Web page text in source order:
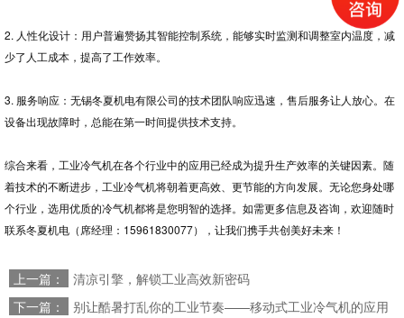
2. 人性化设计：用户普遍赞扬其智能控制系统，能够实时监测和调整室内温度，减
少了人工成本，提高了工作效率。
3. 服务响应：无锡冬夏机电有限公司的技术团队响应迅速，售后服务让人放心。在
设备出现故障时，总能在第一时间提供技术支持。
综合来看，工业冷气机在各个行业中的应用已经成为提升生产效率的关键因素。随
着技术的不断进步，工业冷气机将朝着更高效、更节能的方向发展。无论您身处哪
个行业，选用优质的冷气机都将是您明智的选择。如需更多信息及咨询，欢迎随时
联系冬夏机电（席经理：15961830077），让我们携手共创美好未来！
上一篇：
清凉引擎，解锁工业高效新密码
下一篇：
别让酷暑打乱你的工业节奏——移动式工业冷气机的应用